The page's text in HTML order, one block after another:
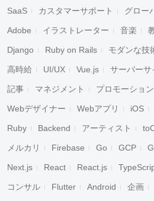
SaaS カスタマーサポート グロー
Adobe イラストレーター 音楽
Django Ruby on Rails モダンな技
高時給 UI/UX Vue.js サーバーサ
記事 マネジメント プロモーション
Webデザイナー Webアプリ iOS
Ruby Backend アーティスト
メルカリ Firebase Go GCP
Next.js React React.js
コンサル Flutter Android 企画